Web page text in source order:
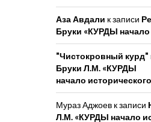
Аза Авдали к записи
Бруки «КУРДЫ начало
"Чистокровный курд"
Бруки Л.М. «КУРДЫ
начало
Мураз Аджоев к записи
Л.М. «КУРДЫ начало